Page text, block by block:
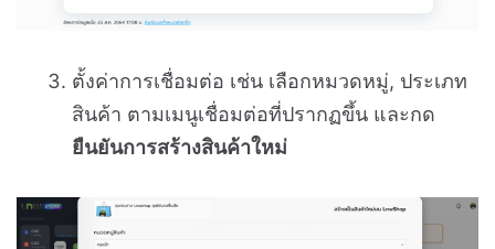
ตั้งค่าการเชื่อมต่อ เช่น เลือกหมวดหมู่, ประเภท
สินค้า ตามเมนูเชื่อมต่อที่ปรากฏขึ้น และกด
ยืนยันการสร้างสินค้าใหม่